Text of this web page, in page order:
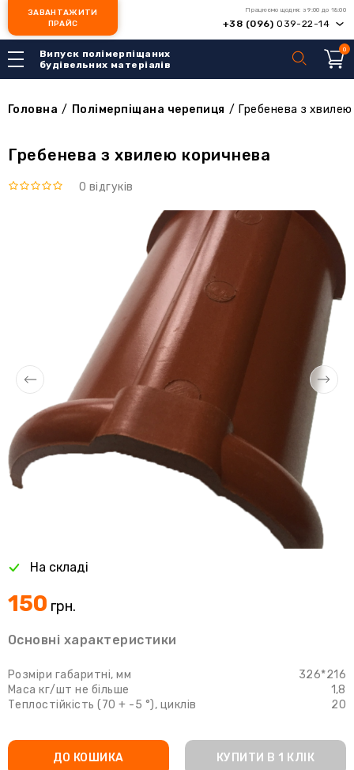
ЗАВАНТАЖИТИ
ПРАЙС
Працюємо щодня: з 9:00 до 18:00
+38 (096) 039-22-14
Випуск полімерпіщаних
будівельних матеріалів
0
Головна / Полімерпіщана черепиця / Гребенева з
Гребенева з хвилею коричнева
0 відгуків
На складі
150 грн.
Основні характеристики
Розміри габаритні, мм
326*216
Маса кг/шт не більше
1,8
Теплостійкість (70 + -5 °), циклів
20
ДО КОШИКА КУПИТИ В 1 КЛІК